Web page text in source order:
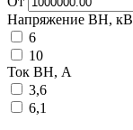
Напряжение ВН, кВ
6
10
Ток ВН, А
3,6
6,1